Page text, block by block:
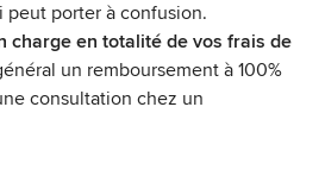
peut porter à confusion.
charge en totalité de vos frais de
un remboursement à 100%
consultation chez un